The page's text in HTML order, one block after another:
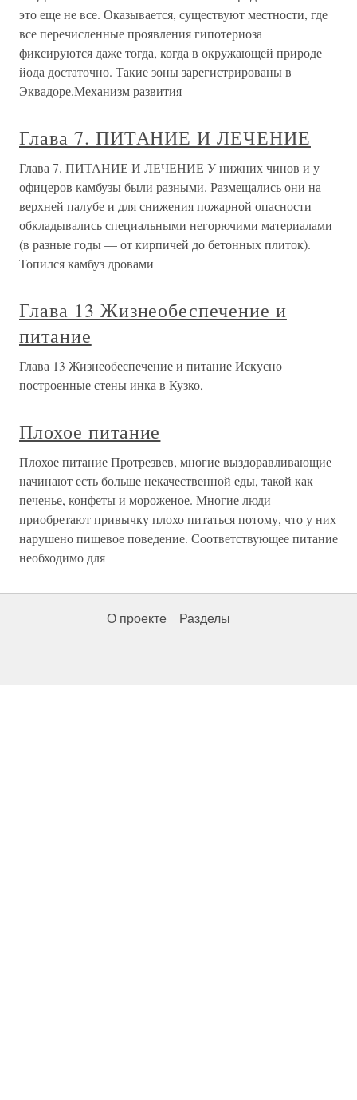
это еще не все. Оказывается, существуют местности, где
все перечисленные проявления гипотериоза
фиксируются даже тогда, когда в окружающей природе
йода достаточно. Такие зоны зарегистрированы в
Эквадоре.Механизм развития
Глава 7. ПИТАНИЕ И ЛЕЧЕНИЕ
Глава 7. ПИТАНИЕ И ЛЕЧЕНИЕ У нижних чинов и у
офицеров камбузы были разными. Размещались они на
верхней палубе и для снижения пожарной опасности
обкладывались специальными негорючими материалами
(в разные годы — от кирпичей до бетонных плиток).
Топился камбуз дровами
Глава 13 Жизнеобеспечение и
питание
Глава 13 Жизнеобеспечение и питание Искусно
построенные стены инка в Кузко,
Плохое питание
Плохое питание Протрезвев, многие выздоравливающие
начинают есть больше некачественной еды, такой как
печенье, конфеты и мороженое. Многие люди
приобретают привычку плохо питаться потому, что у них
нарушено пищевое поведение. Соответствующее питание
необходимо для
О проекте Разделы